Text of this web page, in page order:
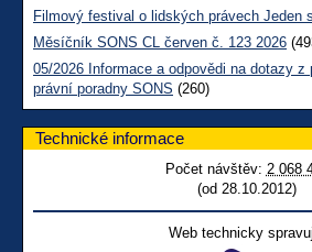
Filmový festival o lidských právech Jeden
Měsíčník SONS CL červen č. 123 2026
05/2026 Informace a odpovědi na dotazy z
právní poradny SONS (260)
Technické informace
Počet návštěv: 2 068
(od 28.10.2012)
Web technicky